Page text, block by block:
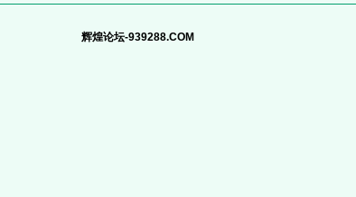
辉煌论坛-939288.COM